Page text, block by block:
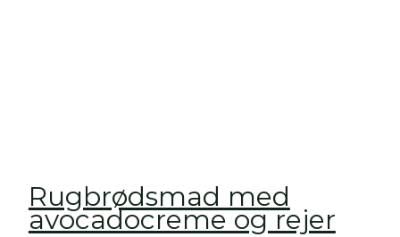
Rugbrødsmad med
avocadocreme og rejer